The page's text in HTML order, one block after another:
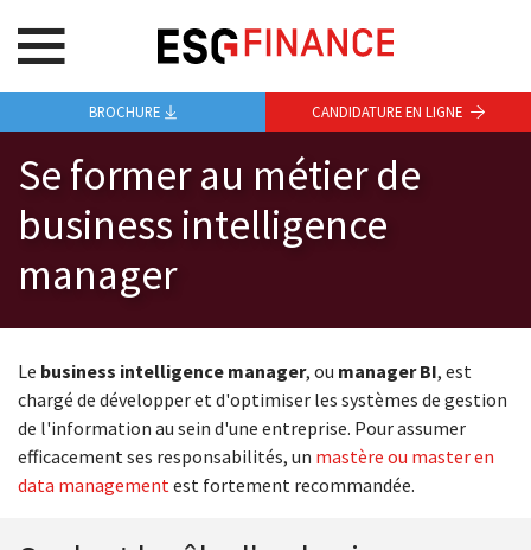
Se former au métier de
business intelligence
manager
Le business intelligence manager, ou manager BI, est
chargé de développer et d'optimiser les systèmes de gestion
de l'information au sein d'une entreprise. Pour assumer
efficacement ses responsabilités, un mastère ou master en
data managementest fortement recommandée.
BROCHURE CANDIDATURE EN LIGNE